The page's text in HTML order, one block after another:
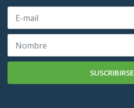
SUSCRIBIRSE